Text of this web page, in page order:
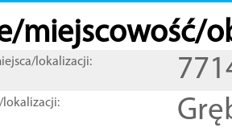
miejscowość/
lokalizacji:
lokalizacji: